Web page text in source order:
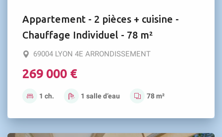
Appartement - 2 pièces + cuisine -
Chauffage Individuel - 78 m²
69004 LYON 4E ARRONDISSEMENT
269 000 €
1 ch. 1 salle d’eau 78 m²